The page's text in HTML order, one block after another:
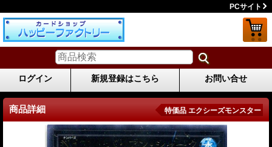
PCサイト
ログイン 新規登録はこちら お問い合せ
商品詳細 特価品 エクシーズモンスター